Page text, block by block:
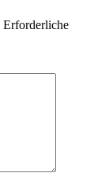
Erforderliche